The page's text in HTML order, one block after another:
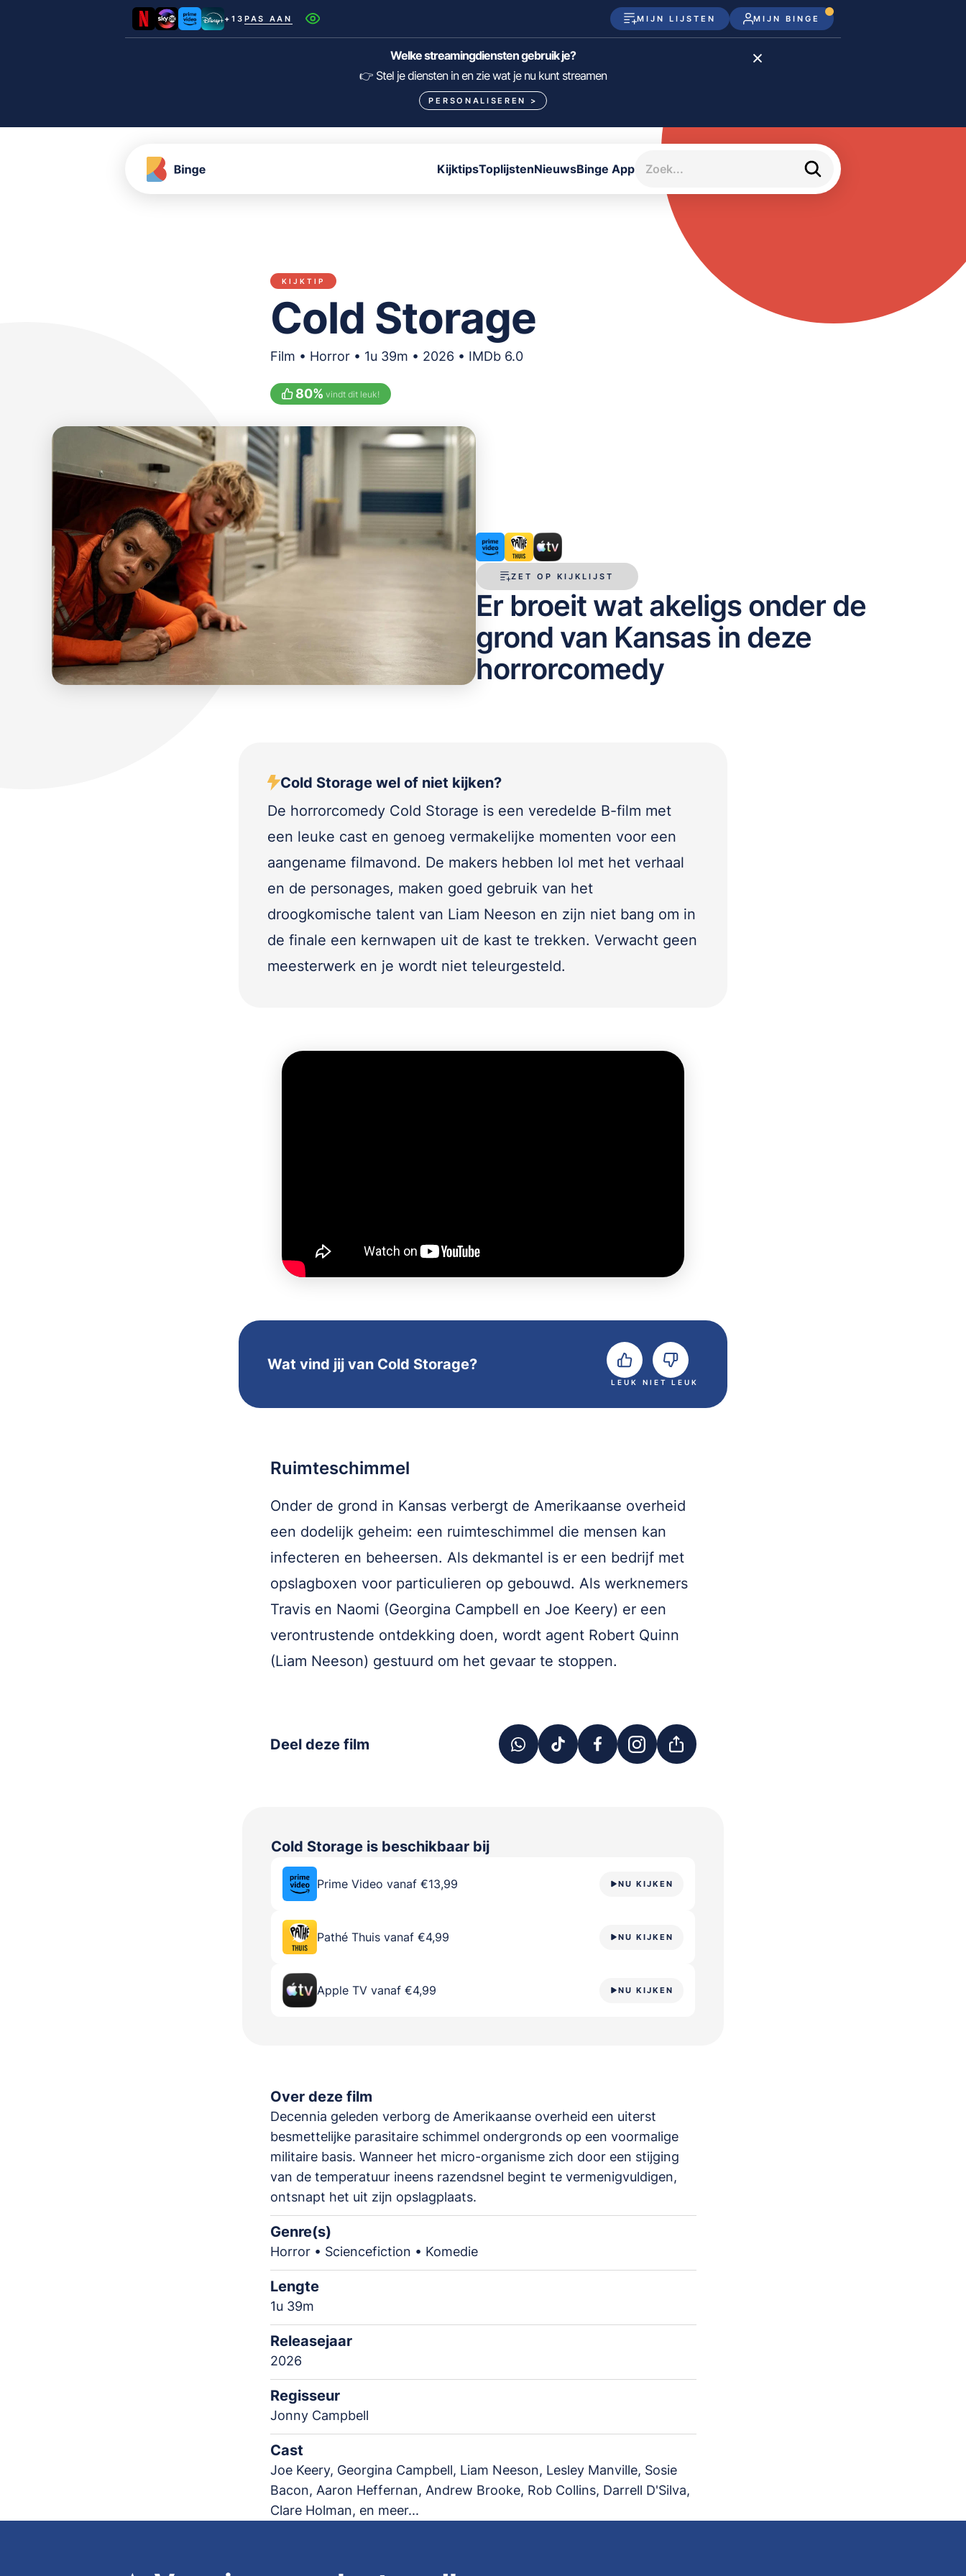
+13 PAS AAN MIJN LIJSTEN MIJN BINGE
Netflix SkyShowtime Prime Video Disney+
HBO Max NPO Start
Pathé Thuis
meJane
Welke streamingdiensten gebruik je?
👉 Stel je diensten in en zie wat je nu kunt streamen
PERSONALISEREN >
KijktipsToplijstenNieuwsBinge App
KIJKTIP
Cold Storage
Film • Horror • 1u 39m • 2026 • IMDb 6.0
80% vindt dit leuk!
ZET OP KIJKLIJST
Er broeit wat akeligs onder de
grond van Kansas in deze
horrorcomedy
Cold Storage wel of niet kijken?
De horrorcomedy Cold Storage is een veredelde B-film met
een leuke cast en genoeg vermakelijke momenten voor een
aangename filmavond. De makers hebben lol met het verhaal
en de personages, maken goed gebruik van het
droogkomische talent van Liam Neeson en zijn niet bang om in
de finale een kernwapen uit de kast te trekken. Verwacht geen
meesterwerk en je wordt niet teleurgesteld.
Wat vind jij van Cold Storage?
LEUK NIET LEUK
Ruimteschimmel
Onder de grond in Kansas verbergt de Amerikaanse overheid
een dodelijk geheim: een ruimteschimmel die mensen kan
infecteren en beheersen. Als dekmantel is er een bedrijf met
opslagboxen voor particulieren op gebouwd. Als werknemers
Travis en Naomi (Georgina Campbell en Joe Keery) er een
verontrustende ontdekking doen, wordt agent Robert Quinn
(Liam Neeson) gestuurd om het gevaar te stoppen.
Deel deze film
Cold Storage is beschikbaar bij
Prime Video vanaf €13,99 NU KIJKEN
Pathé Thuis vanaf €4,99 NU KIJKEN
Apple TV vanaf €4,99 NU KIJKEN
Over deze film
Decennia geleden verborg de Amerikaanse overheid een uiterst
besmettelijke parasitaire schimmel ondergronds op een voormalige
militaire basis. Wanneer het micro-organisme zich door een stijging
van de temperatuur ineens razendsnel begint te vermenigvuldigen,
ontsnapt het uit zijn opslagplaats.
Genre(s)
Horror • Sciencefiction • Komedie
Lengte
1u 39m
Releasejaar
2026
Regisseur
Jonny Campbell
Cast
Joe Keery, Georgina Campbell, Liam Neeson, Lesley Manville, Sosie
Bacon, Aaron Heffernan, Andrew Brooke, Rob Collins, Darrell D'Silva,
Clare Holman, en meer...